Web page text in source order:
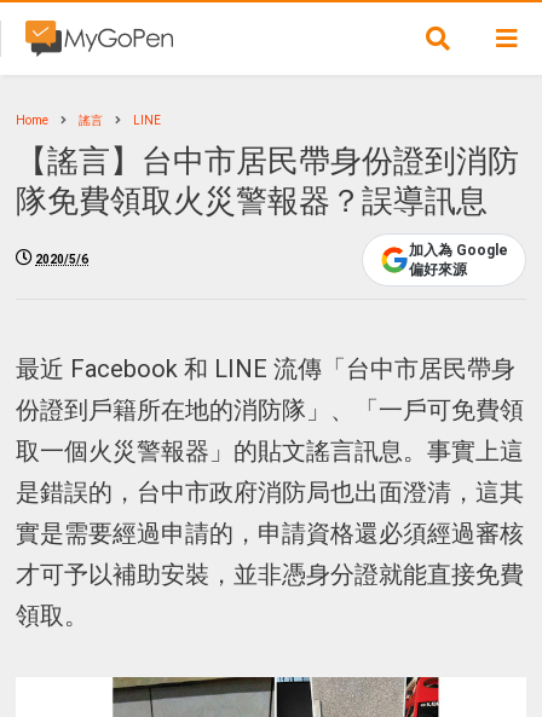
Home 謠言 LINE
【謠言】台中市居民帶身份證到消防
隊免費領取火災警報器？誤導訊息
2020/5/6
加入為 Google
偏好來源
最近 Facebook 和 LINE 流傳「台中市居民帶身
份證到戶籍所在地的消防隊」、「一戶可免費領
取一個火災警報器」的貼文謠言訊息。事實上這
是錯誤的，台中市政府消防局也出面澄清，這其
實是需要經過申請的，申請資格還必須經過審核
才可予以補助安裝，並非憑身分證就能直接免費
領取。